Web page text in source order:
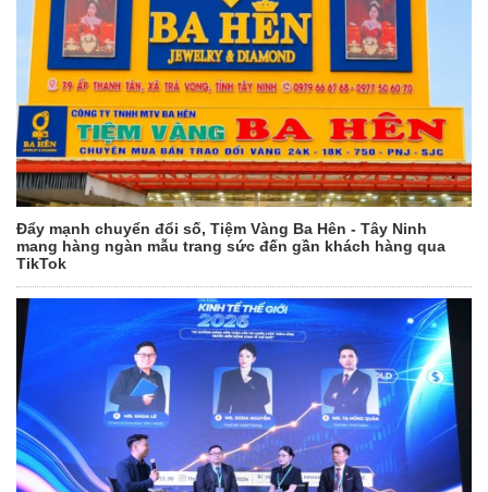
Đẩy mạnh chuyển đổi số, Tiệm Vàng Ba Hên - Tây Ninh
mang hàng ngàn mẫu trang sức đến gần khách hàng qua
TikTok